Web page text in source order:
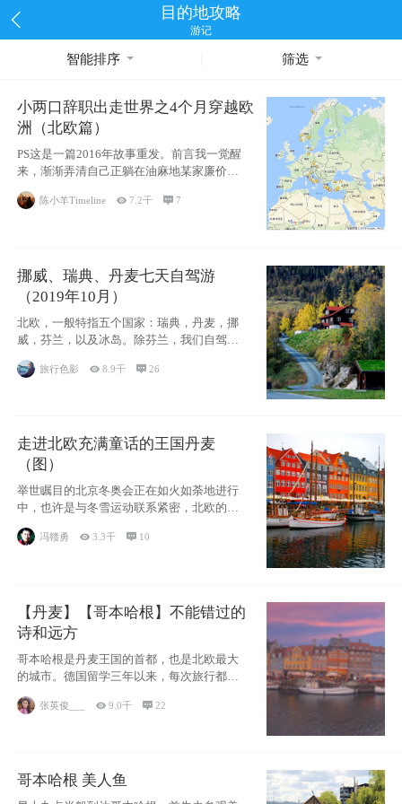
目的地攻略
游记
智能排序 筛选
小两口辞职出走世界之4个月穿越欧
洲（北欧篇）
PS这是一篇2016年故事重发。前言我一觉醒
来，渐渐弄清自己正躺在油麻地某家廉价宾
馆
陈小羊Timeline 7.2千 7
挪威、瑞典、丹麦七天自驾游
（2019年10月）
北欧，一般特指五个国家：瑞典，丹麦，挪
威，芬兰，以及冰岛。除芬兰，我们自驾游
旅行色影 8.9千 26
走进北欧充满童话的王国丹麦
（图）
举世瞩目的北京冬奥会正在如火如荼地进行
中，也许是与冬雪运动联系紧密，北欧的一
些国家因
冯赣勇 3.3千  10
【丹麦】【哥本哈根】不能错过的
诗和远方
哥本哈根是丹麦王国的首都，也是北欧最大
的城市。德国留学三年以来，每次旅行都是
张英俊___ 9.0千 22
哥本哈根 美人鱼